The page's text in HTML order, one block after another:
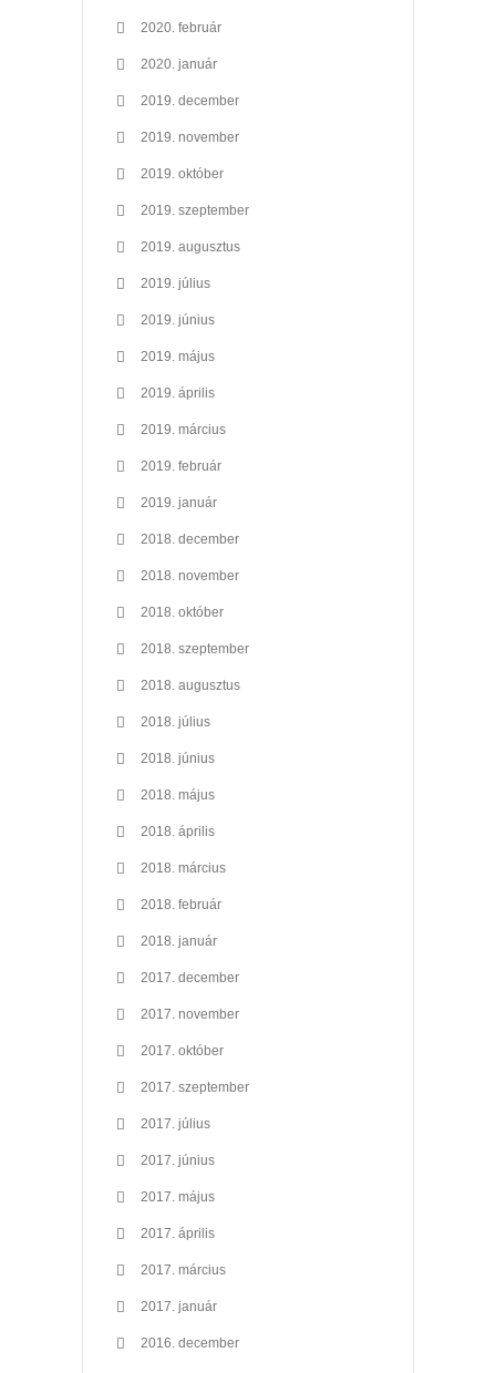
2020. február
2020. január
2019. december
2019. november
2019. október
2019. szeptember
2019. augusztus
2019. július
2019. június
2019. május
2019. április
2019. március
2019. február
2019. január
2018. december
2018. november
2018. október
2018. szeptember
2018. augusztus
2018. július
2018. június
2018. május
2018. április
2018. március
2018. február
2018. január
2017. december
2017. november
2017. október
2017. szeptember
2017. július
2017. június
2017. május
2017. április
2017. március
2017. január
2016. december